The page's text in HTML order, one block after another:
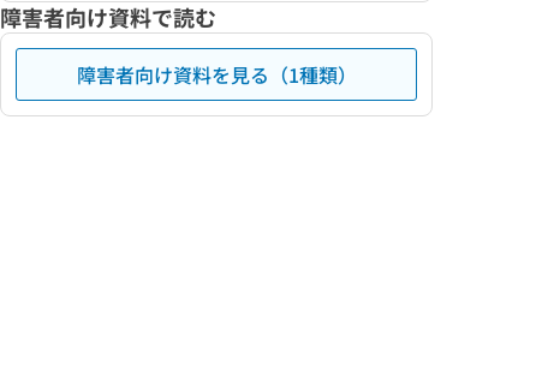
障害者向け資料で読む
障害者向け資料を見る（1種類）